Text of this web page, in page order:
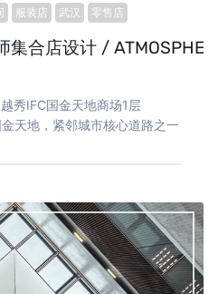
服装店 武汉 零售店
集合店设计 /
秀IFC国金天地商场1层
天地，紧邻城市核心道路之一